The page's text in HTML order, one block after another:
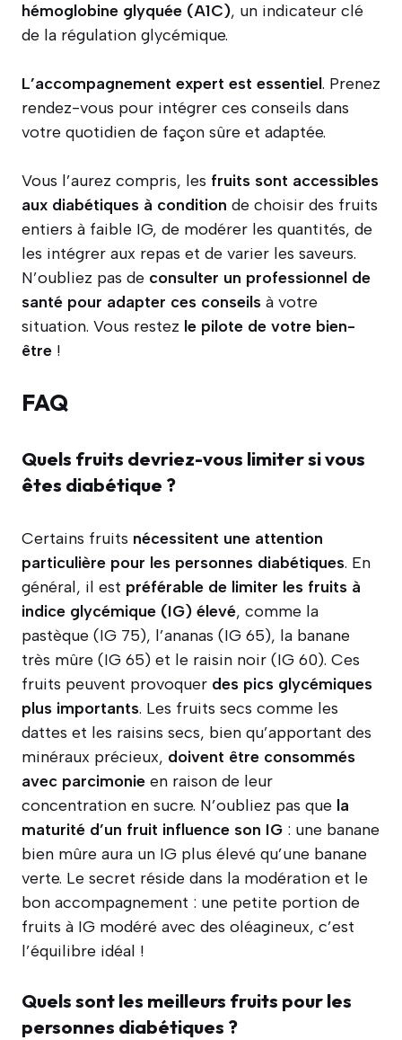
hémoglobine glyquée (A1C), un indicateur clé
de la régulation glycémique.
L’accompagnement expert est essentiel. Prenez
rendez-vous pour intégrer ces conseils dans
votre quotidien de façon sûre et adaptée.
Vous l’aurez compris, les fruits sont accessibles
aux diabétiques à condition de choisir des fruits
entiers à faible IG, de modérer les quantités, de
les intégrer aux repas et de varier les saveurs.
N’oubliez pas de consulter un professionnel de
santé pour adapter ces conseils à votre
situation. Vous restez le pilote de votre bien-
être !
FAQ
Quels fruits devriez-vous limiter si vous
êtes diabétique ?
Certains fruits nécessitent une attention
particulière pour les personnes diabétiques. En
général, il est préférable de limiter les fruits à
indice glycémique (IG) élevé, comme la
pastèque (IG 75), l’ananas (IG 65), la banane
très mûre (IG 65) et le raisin noir (IG 60). Ces
fruits peuvent provoquer des pics glycémiques
plus importants. Les fruits secs comme les
dattes et les raisins secs, bien qu’apportant des
minéraux précieux, doivent être consommés
avec parcimonie en raison de leur
concentration en sucre. N’oubliez pas que la
maturité d’un fruit influence son IG : une banane
bien mûre aura un IG plus élevé qu’une banane
verte. Le secret réside dans la modération et le
bon accompagnement : une petite portion de
fruits à IG modéré avec des oléagineux, c’est
l’équilibre idéal !
Quels sont les meilleurs fruits pour les
personnes diabétiques ?